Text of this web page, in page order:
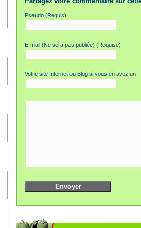
Pseudo (Requis)
E-mail (Ne sera pas publiée) (Requise)
Votre site Internet ou Blog si vous en avez un